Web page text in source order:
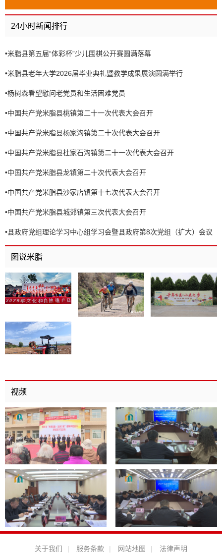
24小时新闻排行
•米脂县第五届“体彩杯”少儿围棋公开赛圆满落幕
•米脂县老年大学2026届毕业典礼暨教学成果展演圆满举行
•杨树森看望慰问老党员和生活困难党员
•中国共产党米脂县桃镇第二十一次代表大会召开
•中国共产党米脂县杨家沟镇第二十次代表大会召开
•中国共产党米脂县杜家石沟镇第二十一次代表大会召开
•中国共产党米脂县龙镇第二十次代表大会召开
•中国共产党米脂县沙家店镇第十七次代表大会召开
•中国共产党米脂县城郊镇第三次代表大会召开
•县政府党组理论学习中心组学习会暨县政府第8次党组（扩大）会议
召开
图说米脂
视频
关于我们 | 服务条款 | 网站地图 | 法律声明